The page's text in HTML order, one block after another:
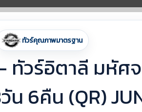
ทัวร์คุณภาพมาตรฐาน
ทัวร์อิตาลี มหัศ
น 6คืน (QR)